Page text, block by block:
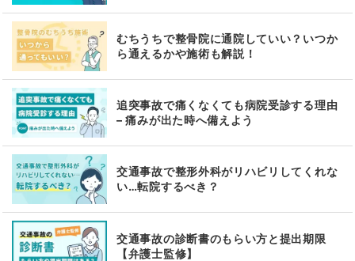
むちうちで整骨院に通院していい？いつか
ら通えるかや施術も解説！
追突事故で痛くなくても病院受診する理由
– 痛みが出た時へ備えよう
交通事故で整形外科がリハビリしてくれな
い…転院するべき？
交通事故の診断書のもらい方と提出期限
【弁護士監修】